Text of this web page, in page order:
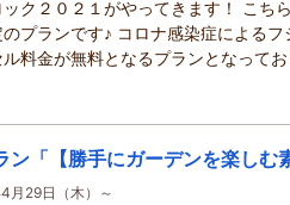
ック２０２１がやってきます！ こち
プランです♪ コロナ感染症による
ル料金が無料となるプランとなって
ン「【勝手にガーデンを楽しむ
月29日（木）～